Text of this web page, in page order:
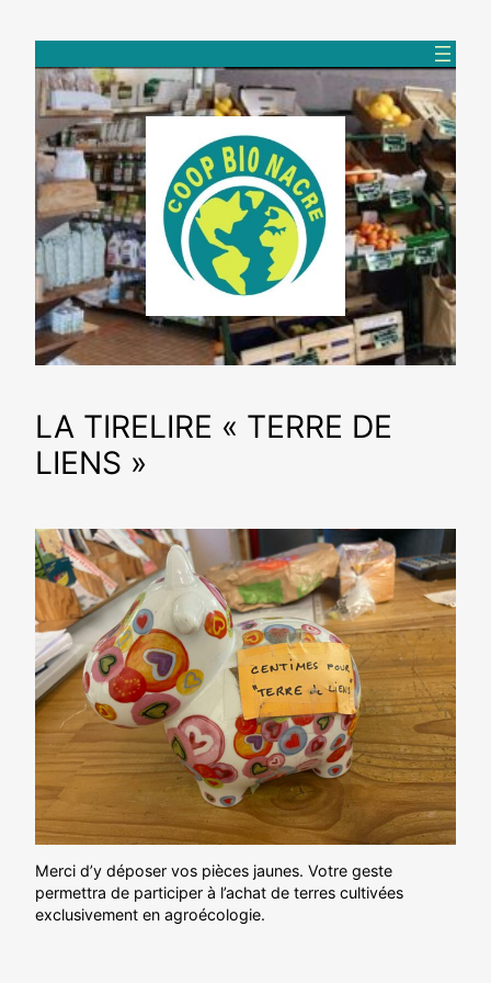
contenu
LA TIRELIRE « TERRE DE
LIENS »
Merci d’y déposer vos pièces jaunes. Votre geste
permettra de participer à l’achat de terres cultivées
exclusivement en agroécologie.